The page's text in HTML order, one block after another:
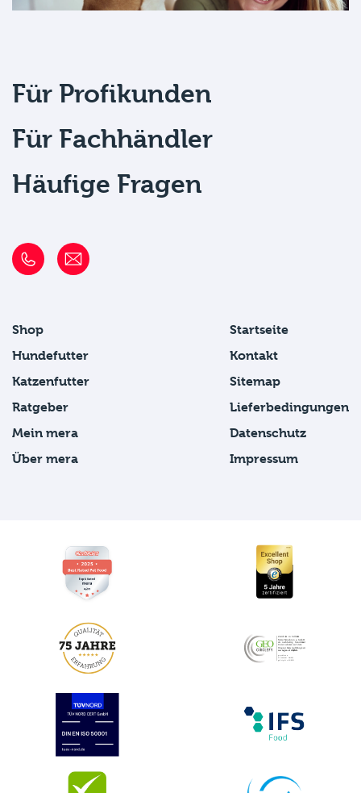
Für Profikunden
Für Fachhändler
Häufige Fragen
Shop
Hundefutter
Katzenfutter
Ratgeber
Mein mera
Über mera
Startseite
Kontakt
Sitemap
Lieferbedingungen
Datenschutz
Impressum